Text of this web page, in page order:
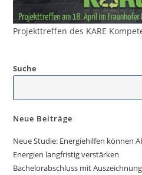
Projekttreffen des KARE
Suche
Neue Beiträge
Neue Studie: Energiehilfen können
Energien langfristig verstärken
Bachelorabschluss mit